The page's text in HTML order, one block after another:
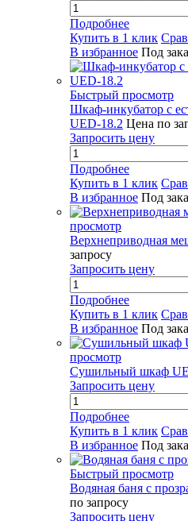
Подробнее
Купить в 1 клик
В избранное Под
Быстрый просмотр
Шкаф-инкубатор с
UED-18.2 Цена по
Запросить цену
Подробнее
Купить в 1 клик
В избранное Под
просмотр
Верхнеприводная
запросу
Запросить цену
Подробнее
Купить в 1 клик
В избранное Под
просмотр
Сушильный шкаф
Запросить цену
Подробнее
Купить в 1 клик
В избранное Под
Быстрый просмотр
Водяная баня с
по запросу
Запросить цену